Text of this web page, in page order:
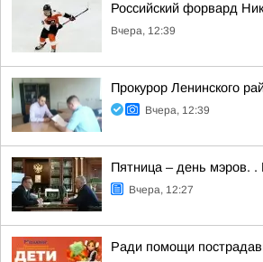
Российский форвард
Вчера, 12:39
Прокурор Ленинского
Вчера, 12:39
Пятница – день мэров. .
Вчера, 12:27
Ради помощи